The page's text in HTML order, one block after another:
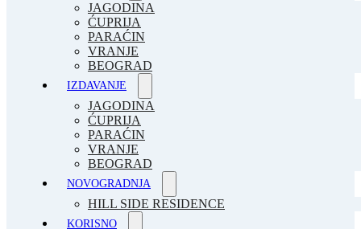
JAGODINA
ĆUPRIJA
PARAĆIN
VRANJE
BEOGRAD
IZDAVANJE
JAGODINA
ĆUPRIJA
PARAĆIN
VRANJE
BEOGRAD
NOVOGRADNJA
HILL SIDE RESIDENCE
KORISNO